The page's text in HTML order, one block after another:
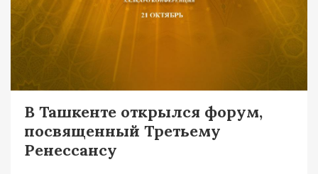
В Ташкенте открылся форум,
посвященный Третьему
Ренессансу